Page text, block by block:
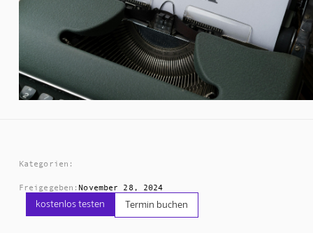
Kategorien:
Freigegeben: November 28, 2024
kostenlos testen Termin buchen